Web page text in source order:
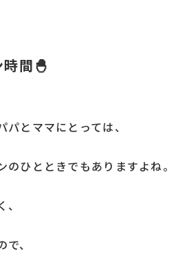
間🐣
とママにとっては、
ひとときでもありますよね。
、